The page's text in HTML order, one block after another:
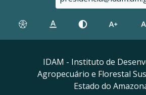
IDAM - Instituto de
Agropecuário e Florestal
Estado do